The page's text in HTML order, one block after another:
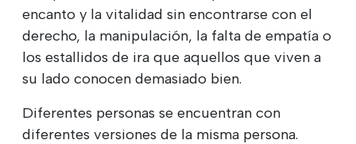
encanto y la vitalidad sin encontrarse con el
derecho, la manipulación, la falta de empatía o
los estallidos de ira que aquellos que viven a
su lado conocen demasiado bien.
Diferentes personas se encuentran con
diferentes versiones de la misma persona.